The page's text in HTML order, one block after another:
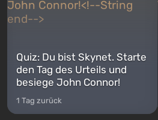
Quiz: Du bist Skynet. Starte
den Tag des Urteils und
besiege John Connor!
1 Tag zurück